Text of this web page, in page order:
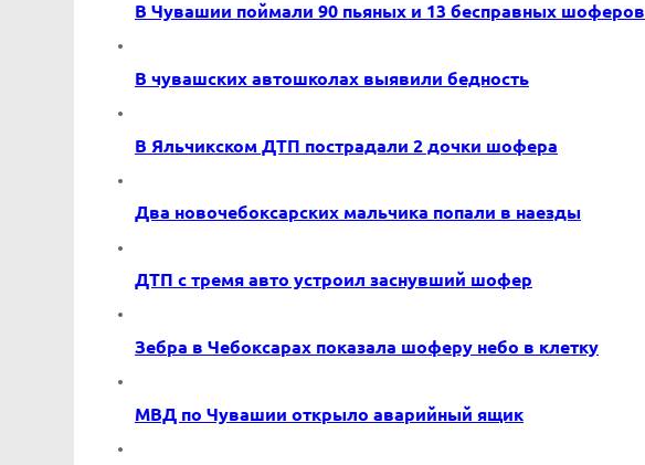
В Чувашии поймали 90 пьяных и 13 бесправных шоферов
В чувашских автошколах выявили бедность
В Яльчикском ДТП пострадали 2 дочки шофера
Два новочебоксарских мальчика попали в наезды
ДТП с тремя авто устроил заснувший шофер
Зебра в Чебоксарах показала шоферу небо в клетку
МВД по Чувашии открыло аварийный ящик